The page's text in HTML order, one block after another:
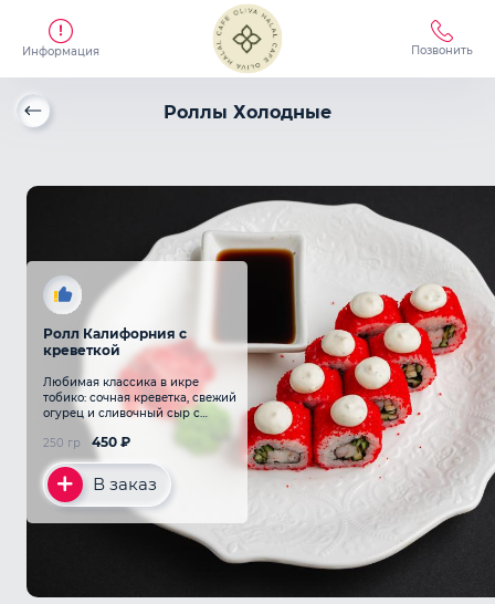
Информация Позвонить
Роллы Холодные
Ролл Калифорния с
креветкой
Любимая классика в икре
тобико: сочная креветка, свежий
огурец и сливочный сыр с
добавлением легкого соуса
450 ₽
250 гр
В заказ